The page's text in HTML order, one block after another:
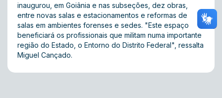
inaugurou, em Goiânia e nas subseções, dez obras,
entre novas salas e estacionamentos e reformas de
salas em ambientes forenses e sedes. "Este espaço
beneficiará os profissionais que militam numa importante
região do Estado, o Entorno do Distrito Federal", ressalta
Miguel Cançado.